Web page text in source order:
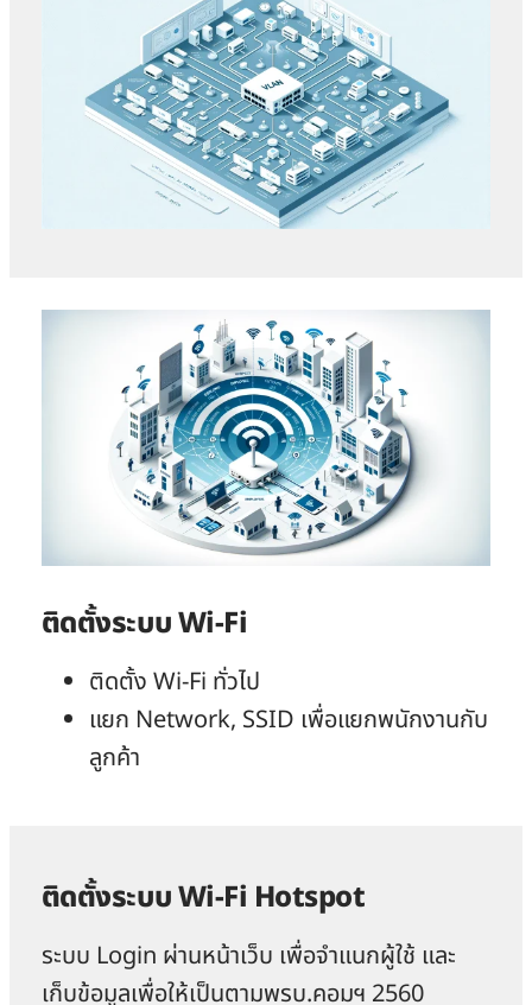
ติดตั้งระบบ Wi-Fi
ติดตั้ง Wi-Fi ทั่วไป
แยก Network, SSID เพื่อแยกพนักงานกับ
ลูกค้า
ติดตั้งระบบ Wi-Fi Hotspot
ระบบ Login ผ่านหน้าเว็บ เพื่อจำแนกผู้ใช้ และ
เก็บข้อมูลเพื่อให้เป็นตามพรบ.คอมฯ 2560